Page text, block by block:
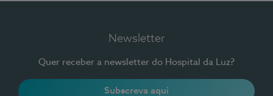
Newsletter
Quer receber a newsletter do Hospital da Luz?
Subscreva aqui